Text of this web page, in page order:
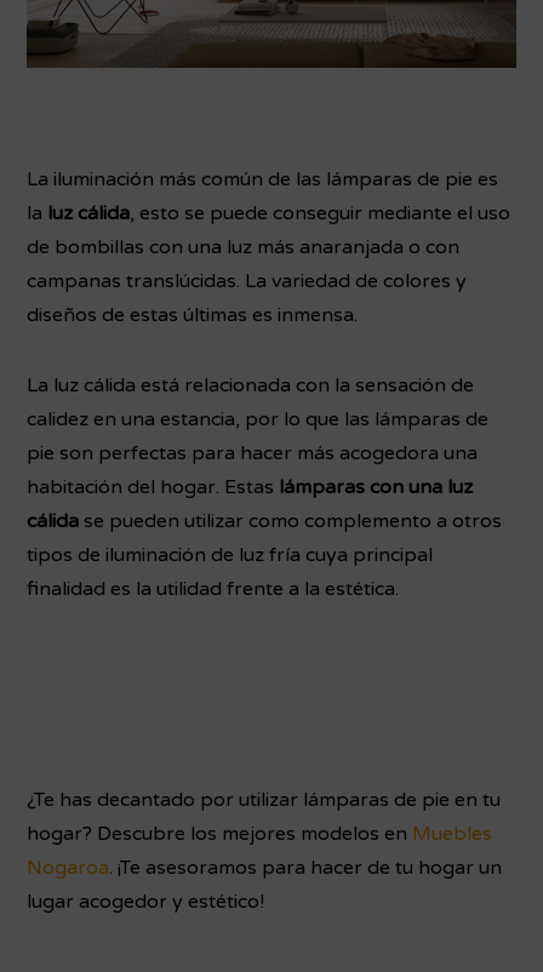
La iluminación más común de las lámparas de pie es
la luz cálida, esto se puede conseguir mediante el uso
de bombillas con una luz más anaranjada o con
campanas translúcidas. La variedad de colores y
diseños de estas últimas es inmensa.
La luz cálida está relacionada con la sensación de
calidez en una estancia, por lo que las lámparas de
pie son perfectas para hacer más acogedora una
habitación del hogar. Estas lámparas con una luz
cálida se pueden utilizar como complemento a otros
tipos de iluminación de luz fría cuya principal
finalidad es la utilidad frente a la estética.
¿Te has decantado por utilizar lámparas de pie en tu
hogar? Descubre los mejores modelos en Muebles
Nogaroa. ¡Te asesoramos para hacer de tu hogar un
lugar acogedor y estético!